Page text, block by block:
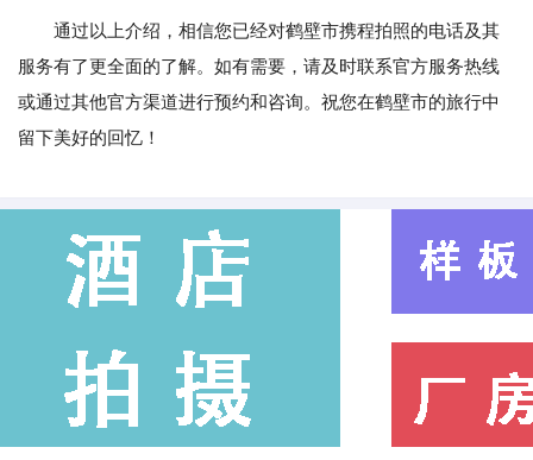
通过以上介绍，相信您已经对鹤壁市携程拍照的电话及其
服务有了更全面的了解。如有需要，请及时联系官方服务热线
或通过其他官方渠道进行预约和咨询。祝您在鹤壁市的旅行中
留下美好的回忆！